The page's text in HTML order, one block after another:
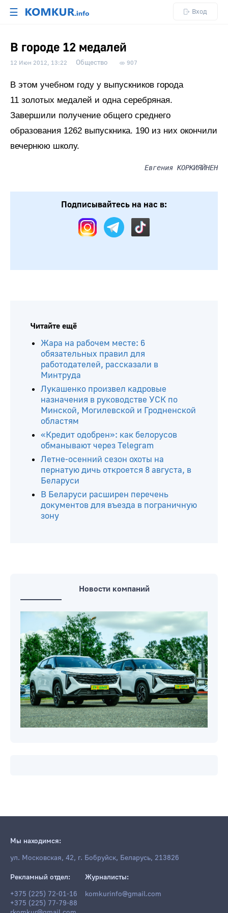
☰ Вход
В городе 12 медалей
12 Июн 2012, 13:22 Общество 907
В этом учебном году у выпускников города
11 золотых медалей и одна серебряная.
Завершили получение общего среднего
образования 1262 выпускника. 190 из них окончили
вечернюю школу.
Евгения КОРКИЯЙНЕН
Подписывайтесь на нас в:
Читайте ещё
Жара на рабочем месте: 6
обязательных правил для
работодателей, рассказали в
Минтруда
Лукашенко произвел кадровые
назначения в руководстве УСК по
Минской, Могилевской и Гродненской
областям
«Кредит одобрен»: как белорусов
обманывают через Telegram
Новости компаний
Мы находимся: